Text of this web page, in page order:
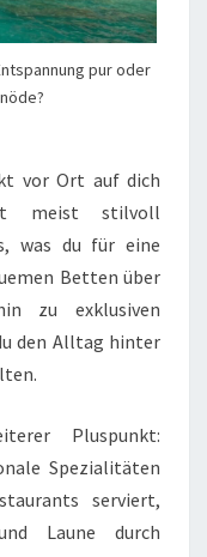
pur oder
vor Ort auf dich
meist stilvoll
was du für eine
Betten über
zu exklusiven
den Alltag hinter
Pluspunkt:
Spezialitäten
serviert,
Laune durch